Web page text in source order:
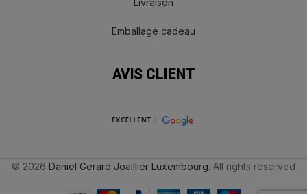
Livraison
Emballage cadeau
AVIS CLIENT
© 2026 Daniel Gerard Joaillier Luxembourg. All rights reserved